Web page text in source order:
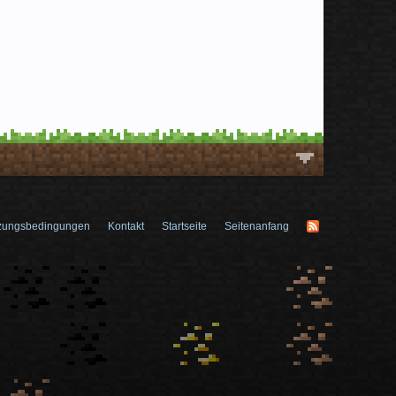
Kontakt Startseite Seitenanfang